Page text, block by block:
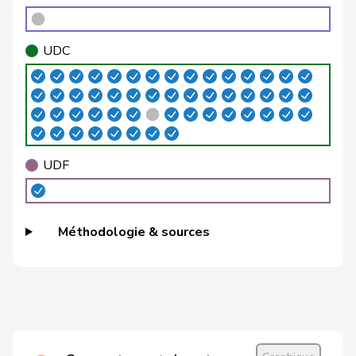
Brélaz Daniel
VERT-
G VD
Brenzikofer Florence
E-S
G BL
Brunner Thomas pvl GL SG
Büchel
Roland
Buffat Michaël UDC V
VD
Bulliard-
UDC
UDF
Méthodologie & sources